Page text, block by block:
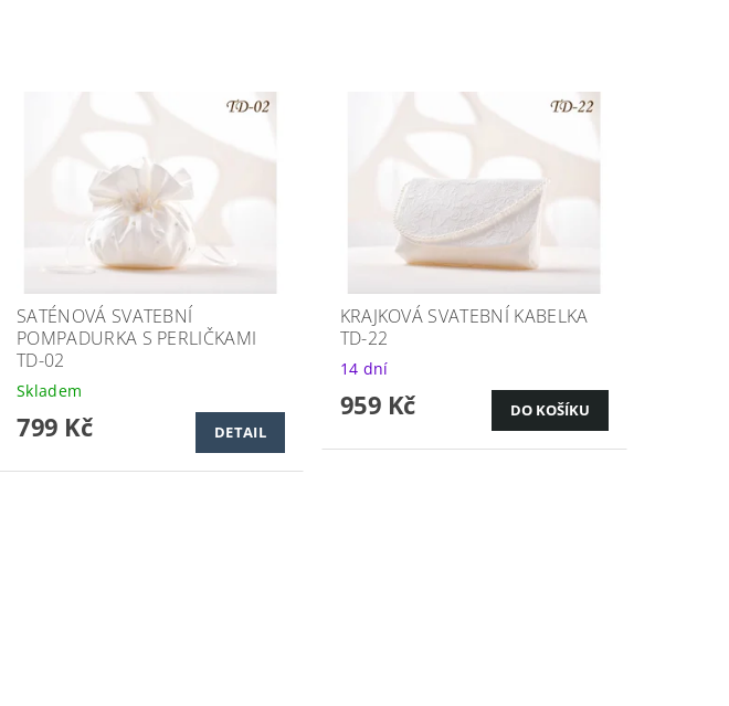
SATÉNOVÁ SVATEBNÍ
POMPADURKA S PERLIČKAMI
TD-02
Skladem
799 Kč DETAIL
KRAJKOVÁ SVATEBNÍ KABELKA
TD-22
14 dní
959 Kč